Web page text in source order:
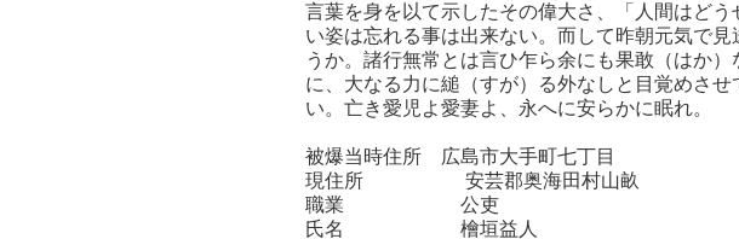
言葉を身を以て示したその偉大さ、「人間はど
い姿は忘れる事は出来ない。而して昨朝元気で
うか。諸行無常とは言ひ乍ら余にも果敢（はか
に、大なる力に縋（すが）る外なしと目覚めさ
い。亡き愛児よ愛妻よ、永へに安らかに眠れ。
被爆当時住所 広島市大手町七丁目
現住所 安芸郡奥海田村山畝
職業 公吏
氏名 檜垣益人